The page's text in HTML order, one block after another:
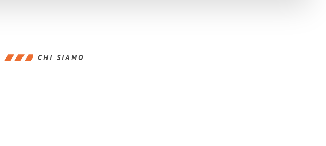
CHI SIAMO